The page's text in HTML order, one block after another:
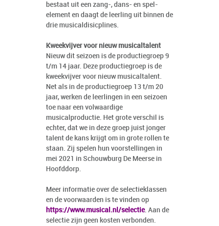
bestaat uit een zang-, dans- en spel-
element en daagt de leerling uit binnen de
drie musicaldisicplines.
Kweekvijver voor nieuw musicaltalent
Nieuw dit seizoen is de productiegroep 9
t/m 14 jaar. Deze productiegroep is de
kweekvijver voor nieuw musicaltalent.
Net als in de productiegroep 13 t/m 20
jaar, werken de leerlingen in een seizoen
toe naar een volwaardige
musicalproductie. Het grote verschil is
echter, dat we in deze groep juist jonger
talent de kans krijgt om in grote rollen te
staan. Zij spelen hun voorstellingen in
mei 2021 in Schouwburg De Meerse in
Hoofddorp.
Meer informatie over de selectieklassen
en de voorwaarden is te vinden op
https://www.musical.nl/selectie. Aan de
selectie zijn geen kosten verbonden.